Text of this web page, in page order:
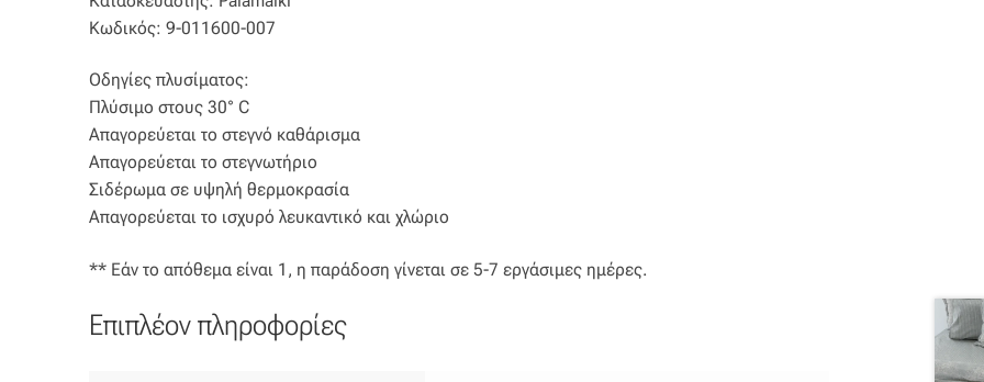
Κωδικός: 9-011600-007
Οδηγίες πλυσίματος:
Πλύσιμο στους 30° C
Απαγορεύεται το στεγνό καθάρισμα
Απαγορεύεται το στεγνωτήριο
Σιδέρωμα σε υψηλή θερμοκρασία
Απαγορεύεται το ισχυρό λευκαντικό και χλώριο
** Εάν το απόθεμα είναι 1, η παράδοση γίνεται σε 5-7 εργάσιμες ημέρες.
Επιπλέον πληροφορίες